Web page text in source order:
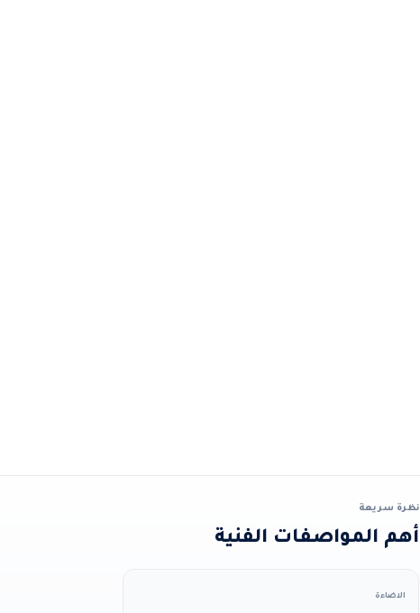
نظرة سريعة
أهم المواصفات الفنية
الاضاءة